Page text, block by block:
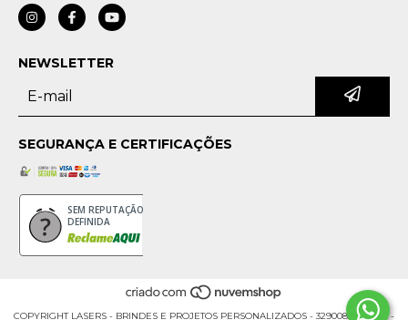
NEWSLETTER
SEGURANÇA E CERTIFICAÇÕES
SEM REPUTAÇÃO
DEFINIDA
COPYRIGHT LASERS - BRINDES E PROJETOS PERSONALIZADOS - 32900853000176 -